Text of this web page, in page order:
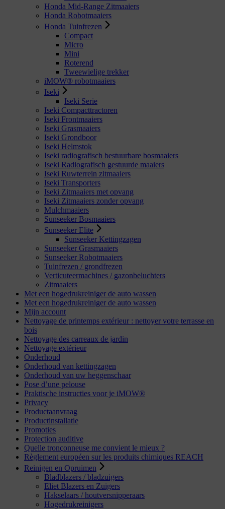
Honda Mid-Range Zitmaaiers
Honda Robotmaaiers
Honda Tuinfrezen
Compact
Micro
Mini
Roterend
Tweewielige trekker
iMOW® robotmaaiers
Iseki
Iseki Serie
Iseki Compacttractoren
Iseki Frontmaaiers
Iseki Grasmaaiers
Iseki Grondboor
Iseki Helmstok
Iseki radiografisch bestuurbare bosmaaiers
Iseki Radiografisch gestuurde maaiers
Iseki Ruwterrein zitmaaiers
Iseki Transporters
Iseki Zitmaaiers met opvang
Iseki Zitmaaiers zonder opvang
Mulchmaaiers
Sunseeker Bosmaaiers
Sunseeker Elite
Sunseeker Kettingzagen
Sunseeker Grasmaaiers
Sunseeker Robotmaaiers
Tuinfrezen / grondfrezen
Verticuteermachines / gazonbeluchters
Zitmaaiers
Met een hogedrukreiniger de auto wassen
Met een hogedrukreiniger de auto wassen
Mijn account
Nettoyage de printemps extérieur : nettoyer votre terrasse en
bois
Nettoyage des carreaux de jardin
Nettoyage extérieur
Onderhoud
Onderhoud van kettingzagen
Onderhoud van uw heggenschaar
Pose d’une pelouse
Praktische instructies voor je iMOW®
Privacy
Productaanvraag
Productinstallatie
Promoties
Protection auditive
Quelle tronçonneuse me convient le mieux ?
Règlement européen sur les produits chimiques REACH
Reinigen en Opruimen
Bladblazers / bladzuigers
Eliet Blazers en Zuigers
Hakselaars / houtversnipperaars
Hogedrukreinigers